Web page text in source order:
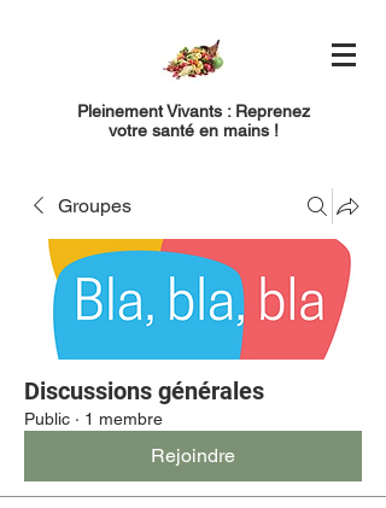
Pleinement Vivants : Reprenez
votre santé en mains !
Groupes
Discussions générales
Public · 1 membre
Rejoindre